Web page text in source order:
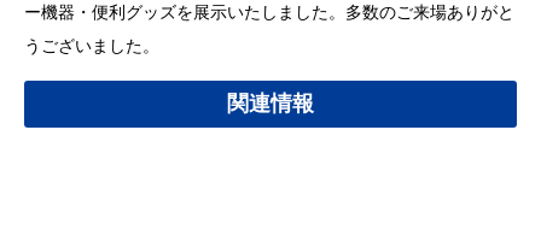
ー機器・便利グッズを展示いたしました。多数のご来場ありがと
うございました。
関連情報